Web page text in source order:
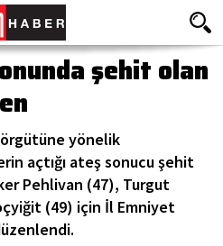
şehit olan
örgütüne yönelik
açtığı ateş sonucu şehit
Pehlivan (47), Turgut
(49) için İl Emniyet